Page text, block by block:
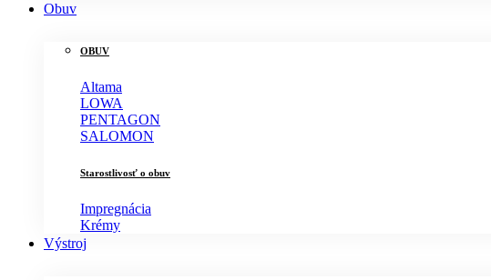
Obuv
OBUV
Altama
LOWA
PENTAGON
SALOMON
Starostlivosť o obuv
Impregnácia
Krémy
Výstroj